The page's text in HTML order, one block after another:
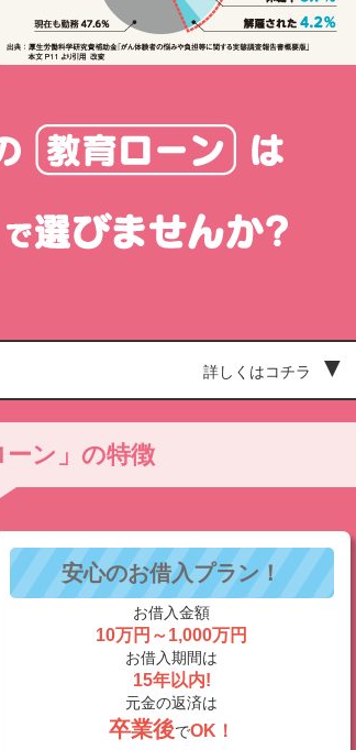
詳しくはコチラ
ーン」の特徴
安心のお借入プラン！
お借入金額
10万円～1,000万円
お借入期間は
15年以内!
元金の返済は
卒業後でOK！